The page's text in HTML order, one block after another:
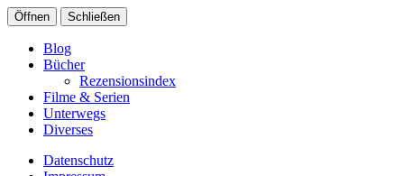
Öffnen Schließen
Blog
Bücher
Rezensionsindex
Filme & Serien
Unterwegs
Diverses
Datenschutz